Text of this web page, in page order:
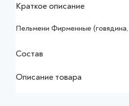
Краткое описание
Пельмени Фирменные (говядина,
Состав
Описание товара